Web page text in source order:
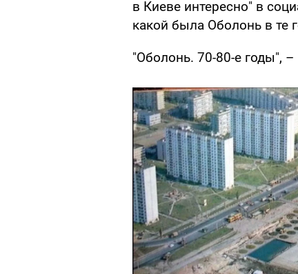
в Киеве интересно" в
какой была Оболонь в те
"Оболонь. 70-80-е годы",